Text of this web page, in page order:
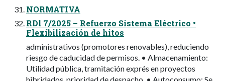
NORMATIVA
RDl 7/2025 – Refuerzo Sistema Eléctrico •
Flexibilización de hitos
administrativos (promotores renovables), reduciendo
riesgo de caducidad de permisos. • Almacenamiento:
Utilidad pública, tramitación exprés en proyectos